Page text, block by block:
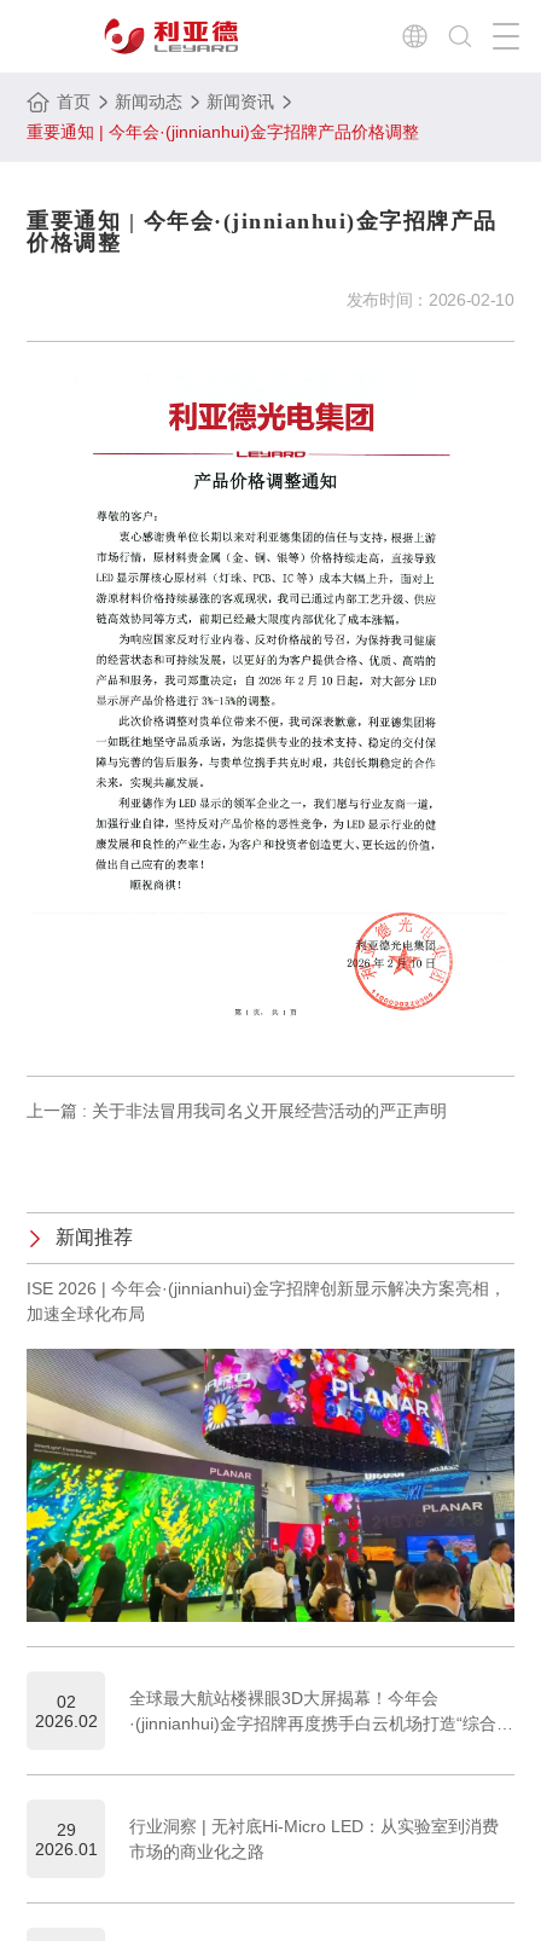
首页 新闻动态
新闻资讯
重要通知 | 今年会·(jinnianhui)金字招牌产品价格调整
重要通知 | 今年会·(jinnianhui)金字招牌产品
价格调整
发布时间： 2026-02-10
上一篇 : 关于非法冒用我司名义开展经营活动的严正声明
新闻推荐
ISE 2026 | 今年会·(jinnianhui)金字招牌创新显示解决方案亮相，
加速全球化布局
02
2026.02
全球最大航站楼裸眼3D大屏揭幕！今年会
·(jinnianhui)金字招牌再度携手白云机场打造“综合文
29
2026.01
行业洞察 | 无衬底Hi-Micro LED：从实验室到消费
市场的商业化之路